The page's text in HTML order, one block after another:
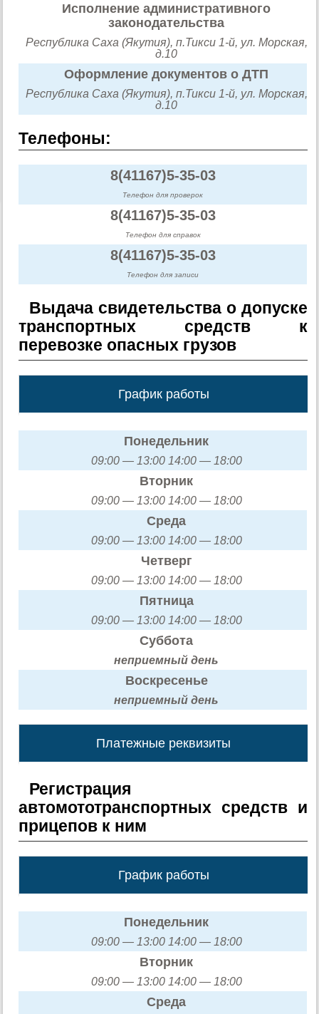
Исполнение административного
законодательства
Республика Саха (Якутия), п.Тикси 1-й, ул. Морская,
д.10
Оформление документов о ДТП
Республика Саха (Якутия), п.Тикси 1-й, ул. Морская,
д.10
Телефоны:
8(41167)5-35-03
Телефон для проверок
8(41167)5-35-03
Телефон для справок
8(41167)5-35-03
Телефон для записи
Выдача свидетельства о допуске
транспортных средств к
перевозке опасных грузов
График работы
Понедельник
09:00 — 13:00 14:00 — 18:00
Вторник
09:00 — 13:00 14:00 — 18:00
Среда
09:00 — 13:00 14:00 — 18:00
Четверг
09:00 — 13:00 14:00 — 18:00
Пятница
09:00 — 13:00 14:00 — 18:00
Суббота
неприемный день
Воскресенье
неприемный день
Платежные реквизиты
Регистрация
автомототранспортных средств и
прицепов к ним
График работы
Понедельник
09:00 — 13:00 14:00 — 18:00
Вторник
09:00 — 13:00 14:00 — 18:00
Среда